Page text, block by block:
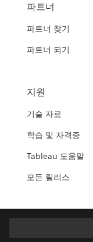
파트너
파트너 찾기
파트너 되기
지원
기술 자료
학습 및 자격증
Tableau 도움말
모든 릴리스